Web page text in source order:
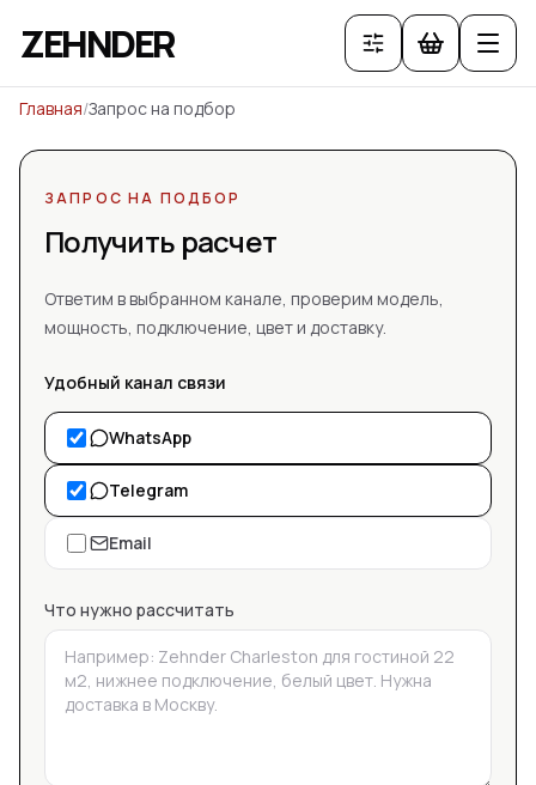
ZEHNDER
Главная/Запрос на подбор
ЗАПРОС НА ПОДБОР
Получить расчет
Ответим в выбранном канале, проверим модель,
мощность, подключение, цвет и доставку.
Удобный канал связи
WhatsApp
Telegram
Email
Что нужно рассчитать